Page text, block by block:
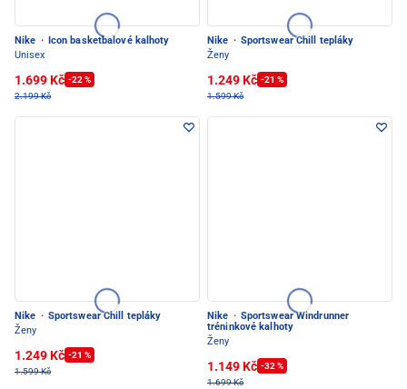
Nike ·
Icon basketbalové kalhoty
Unisex
1.699 Kč -22 %
2.199 Kč
Nike · Sportswear Chill tepláky
Ženy
1.249 Kč -21 %
1.599 Kč
Nike · Sportswear Chill tepláky
Ženy
1.249 Kč -21 %
1.599 Kč
Nike · Sportswear Windrunner
tréninkové kalhoty
Ženy
1.149 Kč -32 %
1.699 Kč